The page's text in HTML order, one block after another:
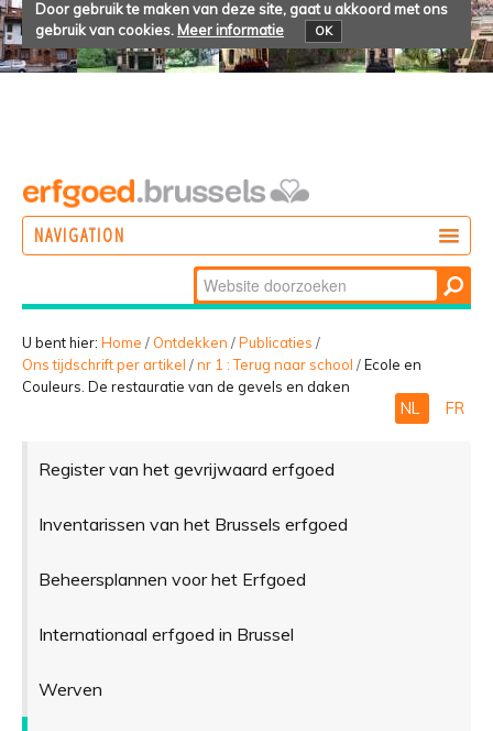
Door gebruik te maken van deze site, gaat u akkoord met ons
gebruik van cookies. Meer informatie OK
NAVIGATION
BELEVEN
Zoek
Geavanceerd
zoeken...
U bent hier: Home / Ontdekken /Publicaties /
Ons tijdschrift per artikel /nr 1 : Terug naar school /Ecole en
Couleurs. De restauratie van de gevels en daken
NL FR
Register van het gevrijwaard erfgoed
Inventarissen van het Brussels erfgoed
Beheersplannen voor het Erfgoed
Internationaal erfgoed in Brussel
Werven